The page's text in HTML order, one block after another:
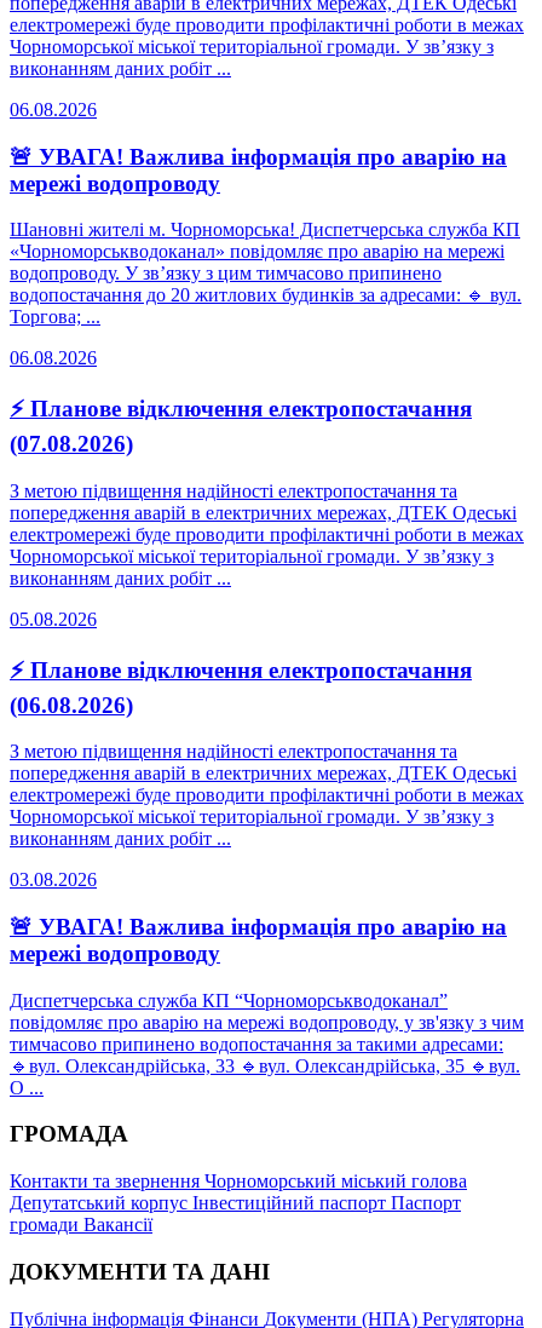
електромережі буде проводити профілактичні роботи в межах
Чорноморської міської територіальної громади. У зв’язку з
виконанням даних робіт ...
06.08.2026
🚨 УВАГА! Важлива інформація про аварію на
мережі водопроводу
Шановні жителі м. Чорноморська! Диспетчерська служба КП
«Чорноморськводоканал» повідомляє про аварію на мережі
водопроводу. У зв’язку з цим тимчасово припинено
водопостачання до 20 житлових будинків за адресами: 🔹 вул.
Торгова; ...
06.08.2026
⚡ Планове відключення електропостачання
(07.08.2026)
З метою підвищення надійності електропостачання та
попередження аварій в електричних мережах, ДТЕК Одеські
електромережі буде проводити профілактичні роботи в межах
Чорноморської міської територіальної громади. У зв’язку з
виконанням даних робіт ...
05.08.2026
⚡ Планове відключення електропостачання
(06.08.2026)
З метою підвищення надійності електропостачання та
попередження аварій в електричних мережах, ДТЕК Одеські
електромережі буде проводити профілактичні роботи в межах
Чорноморської міської територіальної громади. У зв’язку з
виконанням даних робіт ...
03.08.2026
🚨 УВАГА! Важлива інформація про аварію на
мережі водопроводу
Диспетчерська служба КП “Чорноморськводоканал”
повідомляє про аварію на мережі водопроводу, у зв'язку з чим
тимчасово припинено водопостачання за такими адресами:
🔹вул. Олександрійська, 33 🔹вул. Олександрійська, 35 🔹вул.
О ...
ГРОМАДА
Контакти та звернення Чорноморський міський голова
Депутатський корпус Інвестиційний паспорт Паспорт
громади Вакансії
ДОКУМЕНТИ ТА ДАНІ
Публічна інформація Фінанси Документи (НПА) Регуляторна